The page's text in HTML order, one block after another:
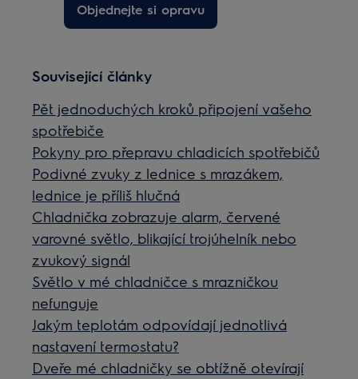
Objednejte si opravu
Související články
Pět jednoduchých kroků připojení vašeho
spotřebiče
Pokyny pro přepravu chladicích spotřebičů
Podivné zvuky z lednice s mrazákem,
lednice je příliš hlučná
Chladnička zobrazuje alarm, červené
varovné světlo, blikající trojúhelník nebo
zvukový signál
Světlo v mé chladničce s mrazničkou
nefunguje
Jakým teplotám odpovídají jednotlivá
nastavení termostatu?
Dveře mé chladničky se obtížně otevírají